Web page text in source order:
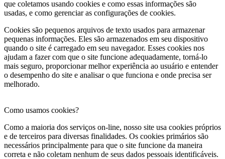
que coletamos usando cookies e como essas informações são
usadas, e como gerenciar as configurações de cookies.
Cookies são pequenos arquivos de texto usados para armazenar
pequenas informações. Eles são armazenados em seu dispositivo
quando o site é carregado em seu navegador. Esses cookies nos
ajudam a fazer com que o site funcione adequadamente, torná-lo
mais seguro, proporcionar melhor experiência ao usuário e entender
o desempenho do site e analisar o que funciona e onde precisa ser
melhorado.
Como usamos cookies?
Como a maioria dos serviços on-line, nosso site usa cookies próprios
e de terceiros para diversas finalidades. Os cookies primários são
necessários principalmente para que o site funcione da maneira
correta e não coletam nenhum de seus dados pessoais identificáveis.